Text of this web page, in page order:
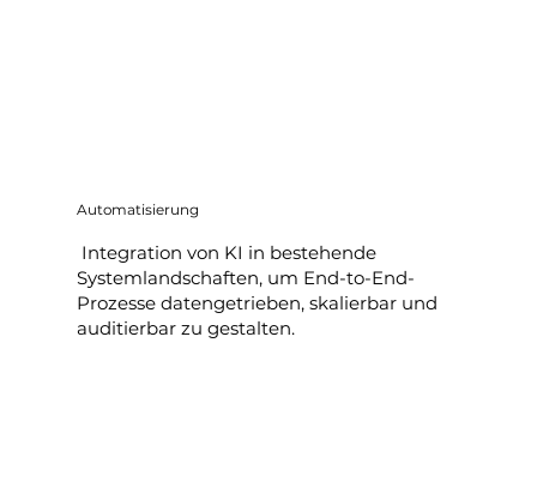
Automatisierung
Integration von KI in bestehende
Systemlandschaften, um End-to-End-
Prozesse datengetrieben, skalierbar und
auditierbar zu gestalten.